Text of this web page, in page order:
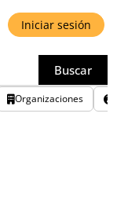
Iniciar sesión
Buscar
Organizaciones